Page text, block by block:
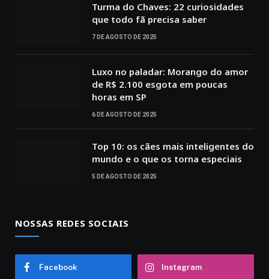
Turma do Chaves: 22 curiosidades
que todo fã precisa saber
7 DE AGOSTO DE 2025
Luxo no paladar: Morango do amor
de R$ 2.100 esgota em poucas
horas em SP
6 DE AGOSTO DE 2025
Top 10: os cães mais inteligentes do
mundo e o que os torna especiais
5 DE AGOSTO DE 2025
NOSSAS REDES SOCIAIS
Facebook Instagram